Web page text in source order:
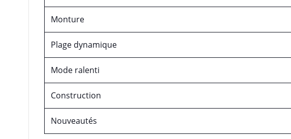
Monture
Plage dynamique
Mode ralenti
Construction
Nouveautés